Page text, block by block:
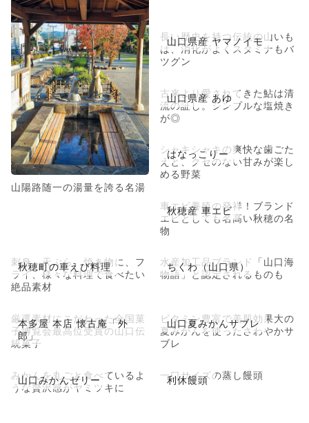
山陽路随一の湯量を誇る名湯
山口県産 ヤマノイモ
長い歴史を持つ伝統の山いも
は、消化がよくスタミナもバ
ツグン
山口県産 あゆ
古来より愛されてきた鮎は清
流の証し。シンプルな塩焼き
が◎
はなっこりー
シャキシャキの爽快な歯ごた
えと、クセのない甘みが楽し
める野菜
秋穂産 車エビ
車エビ養殖の発祥！ブランド
エビとしても名高い秋穂の名
物
秋穂町の車えび料理
刺身、天ぷら、焼き物に、フ
ライ、様々な料理で食べたい
絶品素材
ちくわ（山口県）
水産加工品ブランド「山口海
物語」と認定されるものも
本多屋 本店 懐古庵「外
郎」
厳選素材にこだわった全国菓
子博覧会最高位受賞の山口伝
統菓子
山口夏みかんサブレ
ビタミン豊富で美肌効果大の
夏みかんを使ったさわやかサ
ブレ
山口みかんゼリー
みかんを丸ごと食べているよ
うな贅沢感がヤミツキに
利休饅頭
一口サイズの蒸し饅頭